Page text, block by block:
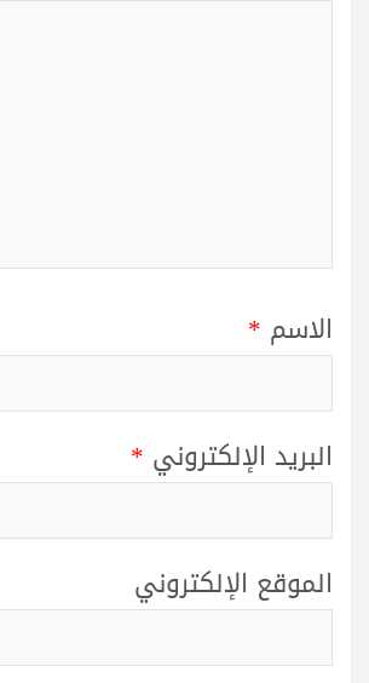
الاسم *
البريد الإلكتروني *
الموقع الإلكتروني